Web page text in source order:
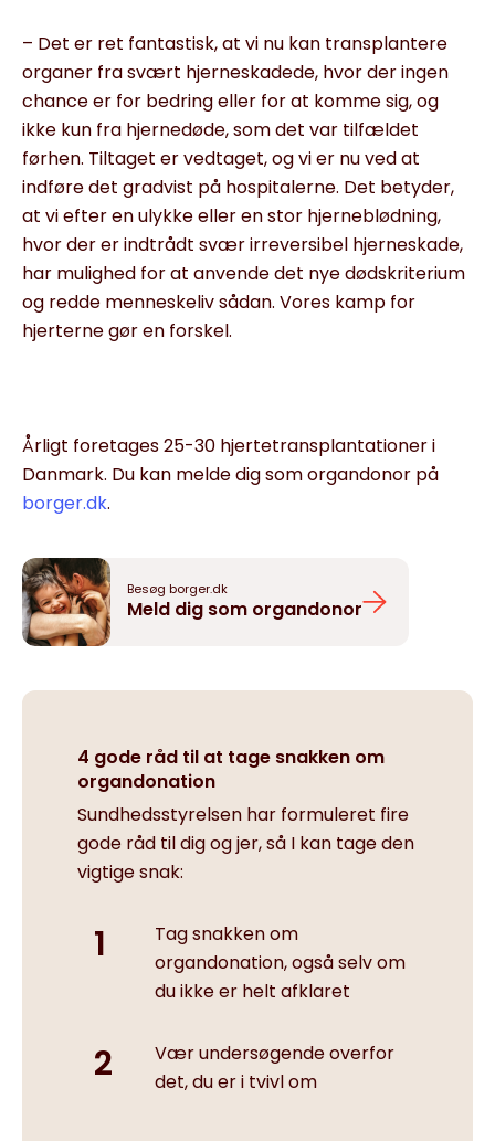
– Det er ret fantastisk, at vi nu kan transplantere
organer fra svært hjerneskadede, hvor der ingen
chance er for bedring eller for at komme sig, og
ikke kun fra hjernedøde, som det var tilfældet
førhen. Tiltaget er vedtaget, og vi er nu ved at
indføre det gradvist på hospitalerne. Det betyder,
at vi efter en ulykke eller en stor hjerneblødning,
hvor der er indtrådt svær irreversibel hjerneskade,
har mulighed for at anvende det nye dødskriterium
og redde menneskeliv sådan. Vores kamp for
hjerterne gør en forskel.
Årligt foretages 25-30 hjertetransplantationer i
Danmark. Du kan melde dig som organdonor på
borger.dk.
Besøg borger.dk
Meld dig som organdonor
4 gode råd til at tage snakken om
organdonation
Sundhedsstyrelsen har formuleret fire
gode råd til dig og jer, så I kan tage den
vigtige snak:
Tag snakken om
organdonation, også selv om
du ikke er helt afklaret
Vær undersøgende overfor
det, du er i tvivl om